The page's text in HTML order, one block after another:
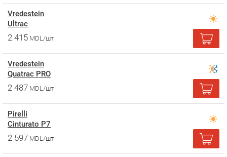
Vredestein
Ultrac
2 415 MDL/шт
Vredestein
Quatrac PRO
2 487 MDL/шт
Pirelli
Cinturato P7
2 597 MDL/шт